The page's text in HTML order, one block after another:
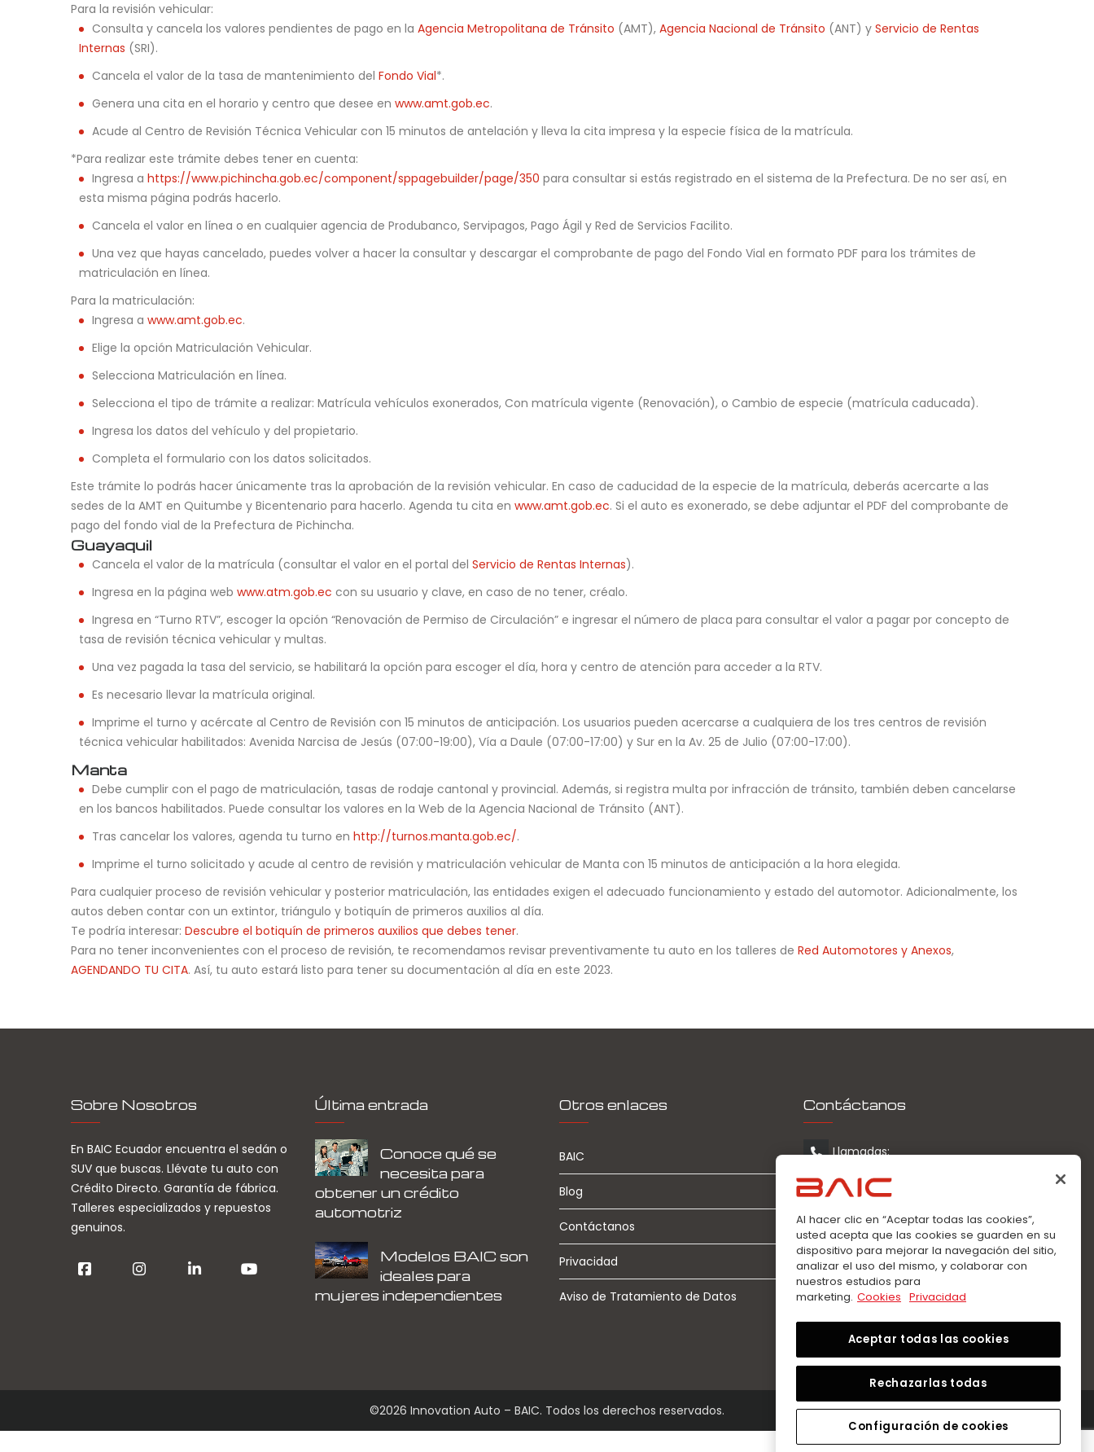
Para la revisión vehicular:
Consulta y cancela los valores pendientes de pago en la Agencia Metropolitana de Tránsito (AMT), Agencia Nacional de Tránsito (ANT) y Servicio de Rentas
Internas (SRI).
Cancela el valor de la tasa de mantenimiento del Fondo Vial*.
Genera una cita en el horario y centro que desee en www.amt.gob.ec.
Acude al Centro de Revisión Técnica Vehicular con 15 minutos de antelación y lleva la cita impresa y la especie física de la matrícula.
*Para realizar este trámite debes tener en cuenta:
Ingresa a https://www.pichincha.gob.ec/component/sppagebuilder/page/350 para consultar si estás registrado en el sistema de la Prefectura. De no ser así, en
esta misma página podrás hacerlo.
Cancela el valor en línea o en cualquier agencia de Produbanco, Servipagos, Pago Ágil y Red de Servicios Facilito.
Una vez que hayas cancelado, puedes volver a hacer la consultar y descargar el comprobante de pago del Fondo Vial en formato PDF para los trámites de
matriculación en línea.
Para la matriculación:
Ingresa a www.amt.gob.ec.
Elige la opción Matriculación Vehicular.
Selecciona Matriculación en línea.
Selecciona el tipo de trámite a realizar: Matrícula vehículos exonerados, Con matrícula vigente (Renovación), o Cambio de especie (matrícula caducada).
Ingresa los datos del vehículo y del propietario.
Completa el formulario con los datos solicitados.
Este trámite lo podrás hacer únicamente tras la aprobación de la revisión vehicular. En caso de caducidad de la especie de la matrícula, deberás acercarte a las
sedes de la AMT en Quitumbe y Bicentenario para hacerlo. Agenda tu cita en www.amt.gob.ec. Si el auto es exonerado, se debe adjuntar el PDF del comprobante de
pago del fondo vial de la Prefectura de Pichincha.
Guayaquil
Cancela el valor de la matrícula (consultar el valor en el portal del Servicio de Rentas Internas).
Ingresa en la página web www.atm.gob.ec con su usuario y clave, en caso de no tener, créalo.
Ingresa en “Turno RTV”, escoger la opción “Renovación de Permiso de Circulación” e ingresar el número de placa para consultar el valor a pagar por concepto de
tasa de revisión técnica vehicular y multas.
Una vez pagada la tasa del servicio, se habilitará la opción para escoger el día, hora y centro de atención para acceder a la RTV.
Es necesario llevar la matrícula original.
Imprime el turno y acércate al Centro de Revisión con 15 minutos de anticipación. Los usuarios pueden acercarse a cualquiera de los tres centros de revisión
técnica vehicular habilitados: Avenida Narcisa de Jesús (07:00-19:00), Vía a Daule (07:00-17:00) y Sur en la Av. 25 de Julio (07:00-17:00).
Manta
Debe cumplir con el pago de matriculación, tasas de rodaje cantonal y provincial. Además, si registra multa por infracción de tránsito, también deben cancelarse
en los bancos habilitados. Puede consultar los valores en la Web de la Agencia Nacional de Tránsito (ANT).
Tras cancelar los valores, agenda tu turno en http://turnos.manta.gob.ec/.
Imprime el turno solicitado y acude al centro de revisión y matriculación vehicular de Manta con 15 minutos de anticipación a la hora elegida.
Para cualquier proceso de revisión vehicular y posterior matriculación, las entidades exigen el adecuado funcionamiento y estado del automotor. Adicionalmente, los
autos deben contar con un extintor, triángulo y botiquín de primeros auxilios al día.
Te podría interesar: Descubre el botiquín de primeros auxilios que debes tener.
Para no tener inconvenientes con el proceso de revisión, te recomendamos revisar preventivamente tu auto en los talleres de Red Automotores y Anexos,
AGENDANDO TU CITA. Así, tu auto estará listo para tener su documentación al día en este 2023.
Sobre Nosotros
En BAIC Ecuador encuentra el sedán o
SUV que buscas. Llévate tu auto con
Crédito Directo. Garantía de fábrica.
Talleres especializados y repuestos
genuinos.
Última entrada
Conoce qué se
necesita para
obtener un crédito
automotriz
Modelos BAIC son
ideales para
mujeres independientes
Otros enlaces
BAIC
Blog
Contáctanos
Privacidad
Aviso de Tratamiento de Datos
Contáctanos
Llamadas:
0963360021
WhatsApp:
0963360021
©2026 Innovation Auto – BAIC. Todos los derechos reservados.
Al hacer clic en “Aceptar todas las cookies”,
usted acepta que las cookies se guarden en su
dispositivo para mejorar la navegación del sitio,
analizar el uso del mismo, y colaborar con
nuestros estudios para
marketing. Cookies Privacidad
Aceptar todas las cookies
Rechazarlas todas
Configuración de cookies